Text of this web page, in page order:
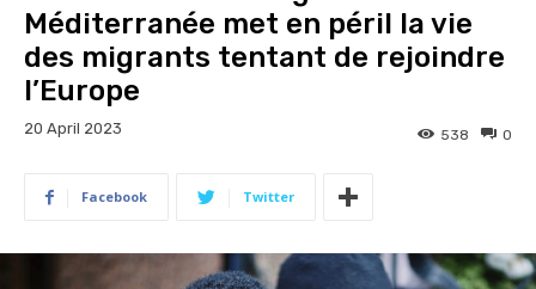
Méditerranée met en péril la vie
des migrants tentant de rejoindre
l’Europe
20 April 2023 0
538
Facebook Twitter